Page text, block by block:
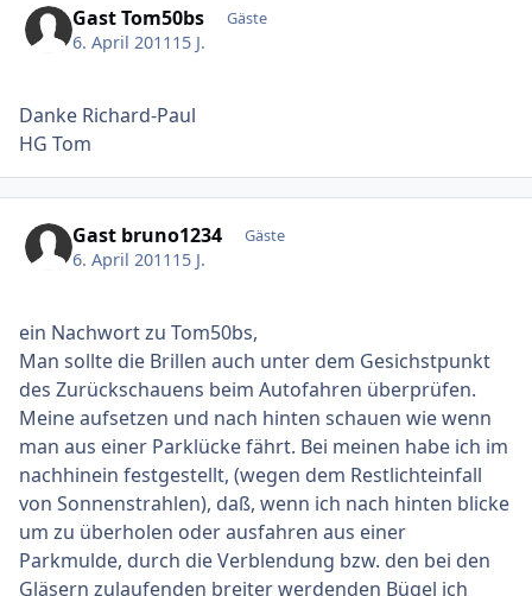
Gast Tom50bs Gäste
6. April 2011 15 J.
Danke Richard-Paul
HG Tom
Gast bruno1234 Gäste
6. April 2011 15 J.
ein Nachwort zu Tom50bs,
Man sollte die Brillen auch unter dem Gesichstpunkt
des Zurückschauens beim Autofahren überprüfen.
Meine aufsetzen und nach hinten schauen wie wenn
man aus einer Parklücke fährt. Bei meinen habe ich im
nachhinein festgestellt, (wegen dem Restlichteinfall
von Sonnenstrahlen), daß, wenn ich nach hinten blicke
um zu überholen oder ausfahren aus einer
Parkmulde, durch die Verblendung bzw. den bei den
Gläsern zulaufenden breiter werdenden Bügel ich